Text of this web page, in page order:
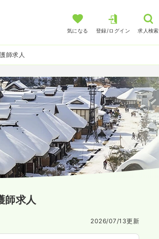
気になる 登録/ログイン 求人検索
師求人
師求人
2026/07/13更新